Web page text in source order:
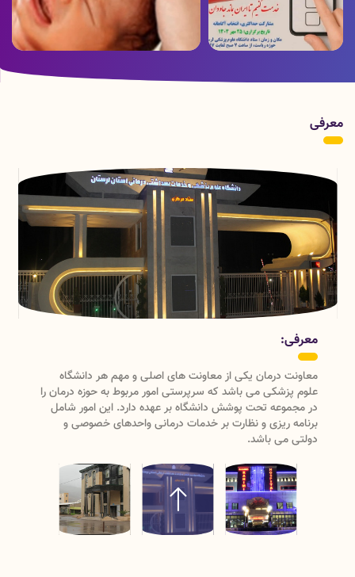
پوستر زمان برگزاری انتخابات
شهدای عشایر به مناسبت روز جهانی
معرفی
قسمتهای معاونت درمان
معاونت درمان دانشگاه علوم پزشکی لرستان دارای دو واحد
مدیریتی (مدیریت نظارت و اعتبار بخشی ، مدیریت بیماریها و
مراکز تشخیصی درمانی)ودارای سه
اداره(پرستاری،امورآزمایشگاههاو تعرفه و استاندارد) می باشد که با
ریاست معاون درمان رسیدگی به امور درمان دانشگاه علوم